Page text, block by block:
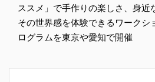
ススメ」で手作りの楽しさ、身近
その世界感を体験できるワークシ
ログラムを東京や愛知で開催